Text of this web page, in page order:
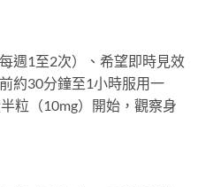
週1至2次）、希望即時見效
約30分鐘至1小時服用一
粒（10mg）開始，觀察身